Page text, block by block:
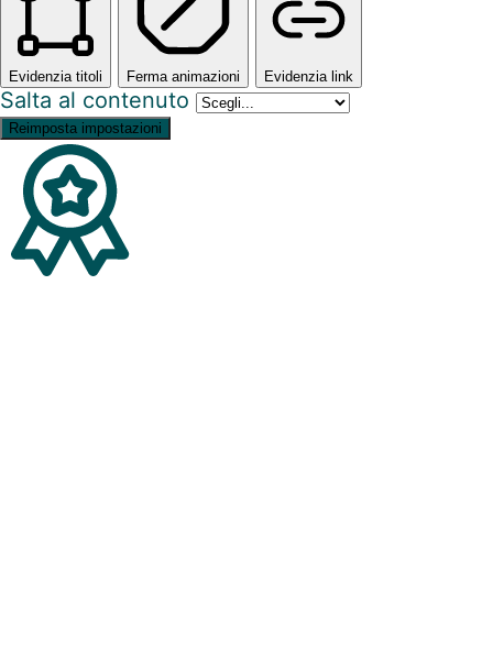
Evidenzia titoli Ferma animazioni Evidenzia link
Salta al contenuto
Reimposta impostazioni